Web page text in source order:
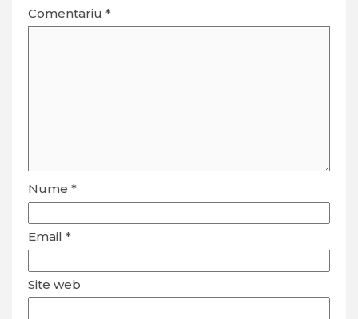
Comentariu *
Nume *
Email *
Site web